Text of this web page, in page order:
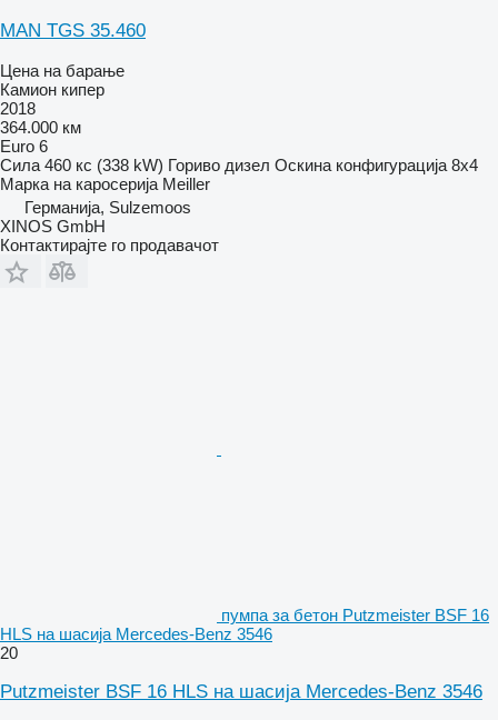
MAN TGS 35.460
Цена на барање
Камион кипер
2018
364.000 км
Euro 6
Сила 460 кс (338 kW) Гориво дизел Оскина конфигурација 8x4
Марка на каросерија Meiller
Германија, Sulzemoos
XINOS GmbH
Контактирајте го продавачот
пумпа за бетон Putzmeister BSF 16
HLS на шасија Mercedes-Benz 3546
20
Putzmeister BSF 16 HLS на шасија Mercedes-Benz 3546